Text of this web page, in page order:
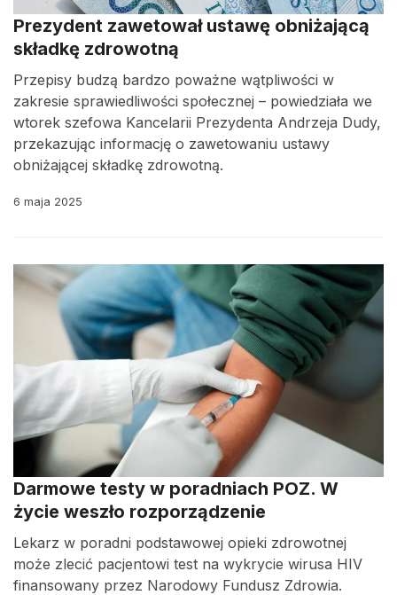
Prezydent zawetował ustawę obniżającą
składkę zdrowotną
Przepisy budzą bardzo poważne wątpliwości w
zakresie sprawiedliwości społecznej – powiedziała we
wtorek szefowa Kancelarii Prezydenta Andrzeja Dudy,
przekazując informację o zawetowaniu ustawy
obniżającej składkę zdrowotną.
6 maja 2025
Darmowe testy w poradniach POZ. W
życie weszło rozporządzenie
Lekarz w poradni podstawowej opieki zdrowotnej
może zlecić pacjentowi test na wykrycie wirusa HIV
finansowany przez Narodowy Fundusz Zdrowia.